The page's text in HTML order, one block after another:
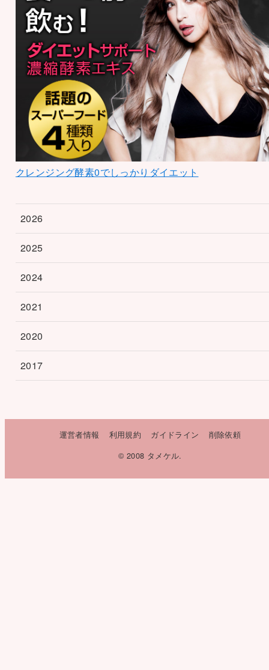
クレンジング酵素0でしっかりダイエット
2026
2025
2024
2021
2020
2017
運営者情報 利用規約 ガイドライン
削除依頼
© 2008 タメケル.